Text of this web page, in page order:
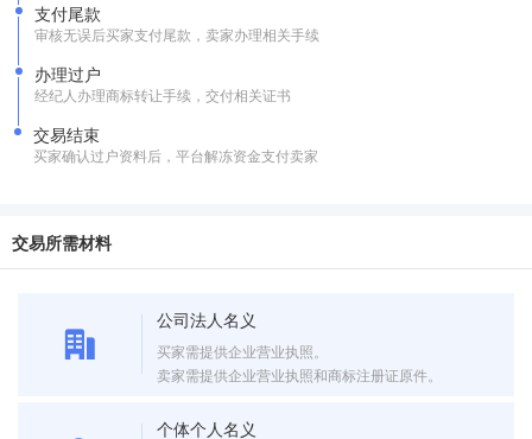
支付尾款
审核无误后买家支付尾款，卖家办理相关手续
办理过户
经纪人办理商标转让手续，交付相关证书
交易结束
买家确认过户资料后，平台解冻资金支付卖家
交易所需材料
公司法人名义
买家需提供企业营业执照。
卖家需提供企业营业执照和商标注册证原件。
个体个人名义